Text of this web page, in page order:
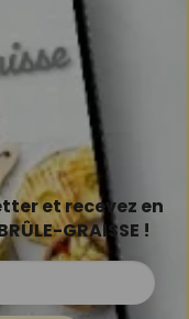
et recevez en
GRAISSE !